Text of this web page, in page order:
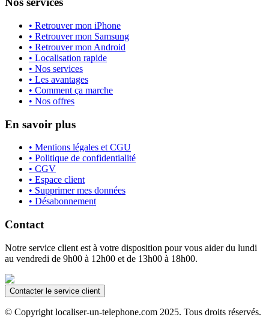
• Retrouver mon iPhone
• Retrouver mon Samsung
• Retrouver mon Android
• Localisation rapide
• Nos services
• Les avantages
• Comment ça marche
• Nos offres
En savoir plus
• Mentions légales et CGU
• Politique de confidentialité
• CGV
• Espace client
• Supprimer mes données
• Désabonnement
Contact
Notre service client est à votre disposition pour vous aider du lundi
au vendredi de 9h00 à 12h00 et de 13h00 à 18h00.
Contacter le service client
© Copyright localiser-un-telephone.com 2025. Tous droits réservés.